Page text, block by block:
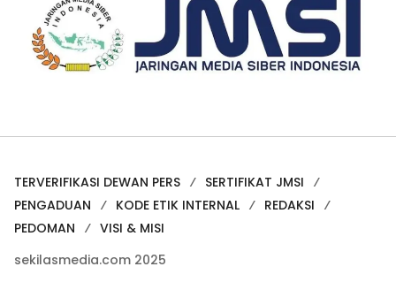
TERVERIFIKASI DEWAN PERS
SERTIFIKAT JMSI
PENGADUAN
KODE ETIK INTERNAL
REDAKSI
PEDOMAN
VISI & MISI
sekilasmedia.com 2025